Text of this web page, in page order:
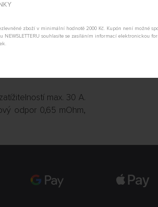
zboží v minimální hodnotě 2000 Kč. Kupón není možné
NEWSLETTERU souhlasíte se zasíláním informací elektronickou
max. 30 A.
odpor 0,65 mOhm,